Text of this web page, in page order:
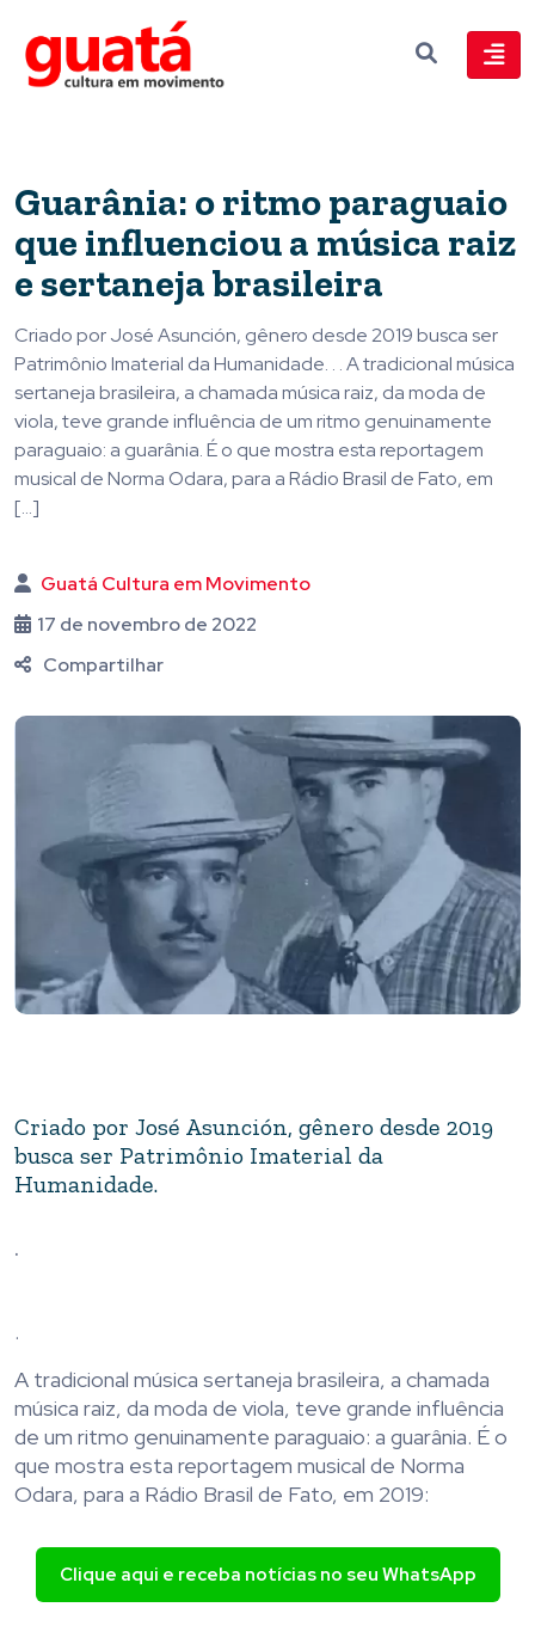
Guarânia: o ritmo paraguaio
que influenciou a música raiz
e sertaneja brasileira
Criado por José Asunción, gênero desde 2019 busca ser
Patrimônio Imaterial da Humanidade. . . A tradicional música
sertaneja brasileira, a chamada música raiz, da moda de
viola, teve grande influência de um ritmo genuinamente
paraguaio: a guarânia. É o que mostra esta reportagem
musical de Norma Odara, para a Rádio Brasil de Fato, em
[…]
Guatá Cultura em Movimento
17 de novembro de 2022
Compartilhar
Criado por José Asunción, gênero desde 2019
busca ser Patrimônio Imaterial da
Humanidade.
.
.
A tradicional música sertaneja brasileira, a chamada
música raiz, da moda de viola, teve grande influência
de um ritmo genuinamente paraguaio: a guarânia. É o
que mostra esta reportagem musical de Norma
Odara, para a Rádio Brasil de Fato, em 2019:
Clique aqui e receba notícias no seu WhatsApp